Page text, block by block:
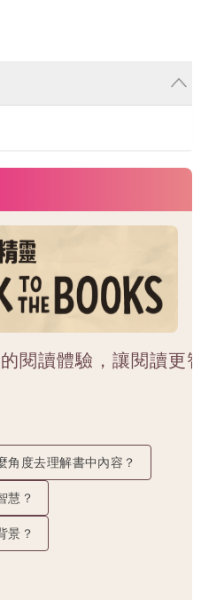
閱讀體驗，讓閱讀更
角度去理解書中內容？
慧？
景？